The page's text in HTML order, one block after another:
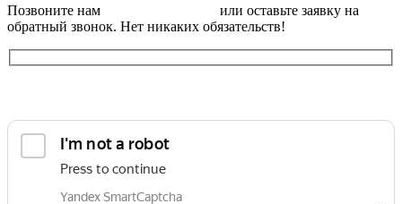
Позвоните нам
или оставьте заявку на
обратный звонок. Нет никаких обязательств!